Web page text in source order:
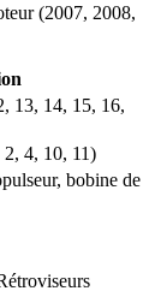
(2007, 2008,
13, 14, 15, 16,
4, 10, 11)
bobine de